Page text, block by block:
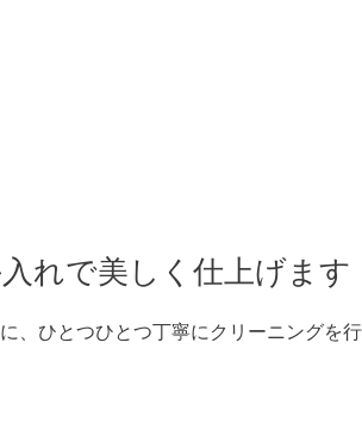
れで美しく仕上げます
、ひとつひとつ丁寧にクリーニングを行